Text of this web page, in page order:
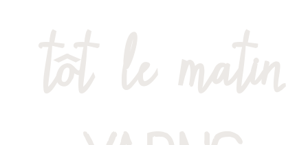
tôt le matin